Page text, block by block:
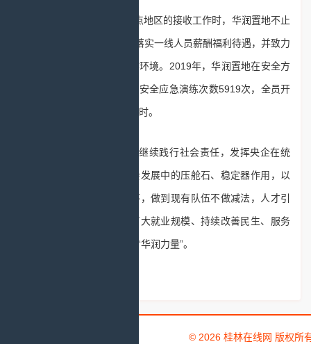
在做好重点人群、重点地区的接收工作时，华润置地不止
步于把人“招进来”，还积极落实一线人员薪酬福利待遇，并致力
于营造更加安全健康的工作环境。2019年，华润置地在安全方
面投入费用2.64亿元，开展安全应急演练次数5919次，全员开
展安全培训累计超过32万学时。
2020年，华润置地将继续践行社会责任，发挥央企在统
筹推进疫情防控和经济社会发展中的压舱石、稳定器作用，以
海纳百川、以人为本的胸怀，做到现有队伍不做减法，人才引
进做好加法，为助力国家扩大就业规模、持续改善民生、服务
经济社会发展方面持续贡献“华润力量”。
© 2026 桂林在线网 版权所